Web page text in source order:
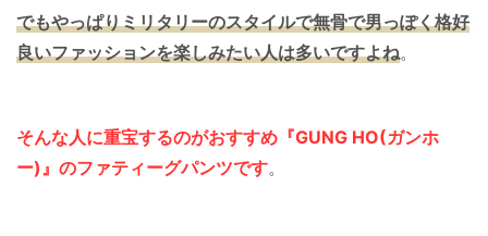
でもやっぱりミリタリーのスタイルで無骨で男っぽく格好
良いファッションを楽しみたい人は多いですよね。
そんな人に重宝するのがおすすめ『GUNG HO(ガンホ
ー)』のファティーグパンツです。